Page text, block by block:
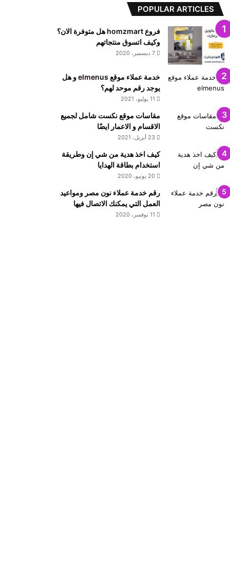
POPULAR ARTICLES
فروع homzmart هل متوفرة الان؟
وكيف اتسوق منتجاتهم
7 ديسمبر، 2020
خدمة عملاء موقع elmenus و هل
يوجد رقم موحد لهم؟
11 يوليو، 2021
مقاسات موقع نكست شامل لجميع
الاقسام و الاعمار ايضًا
23 أبريل، 2021
كيف اخذ هدية من شي إن وطريقة
استخدام بطاقة الهدايا
20 يونيو، 2020
رقم خدمة عملاء نون مصر ومواعيد
العمل التي يمكنك الاتصال فيها
11 نوفمبر، 2020